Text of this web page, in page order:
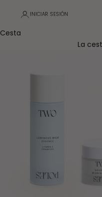
INICIAR SESIÓN
Cesta
La